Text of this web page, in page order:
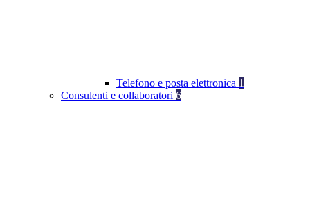
Telefono e posta elettronica 1
Consulenti e collaboratori 6